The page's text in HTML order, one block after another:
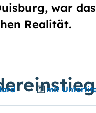
war
Realität.
mit